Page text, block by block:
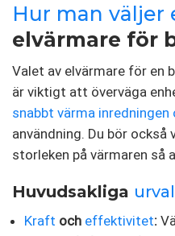
Hur man väljer
elvärmare för
Valet av elvärmare för en
är viktigt att överväga
snabbt värma inredningen
användning. Du bör också
storleken på värmaren så
Huvudsakliga
Kraft och effektivitet: